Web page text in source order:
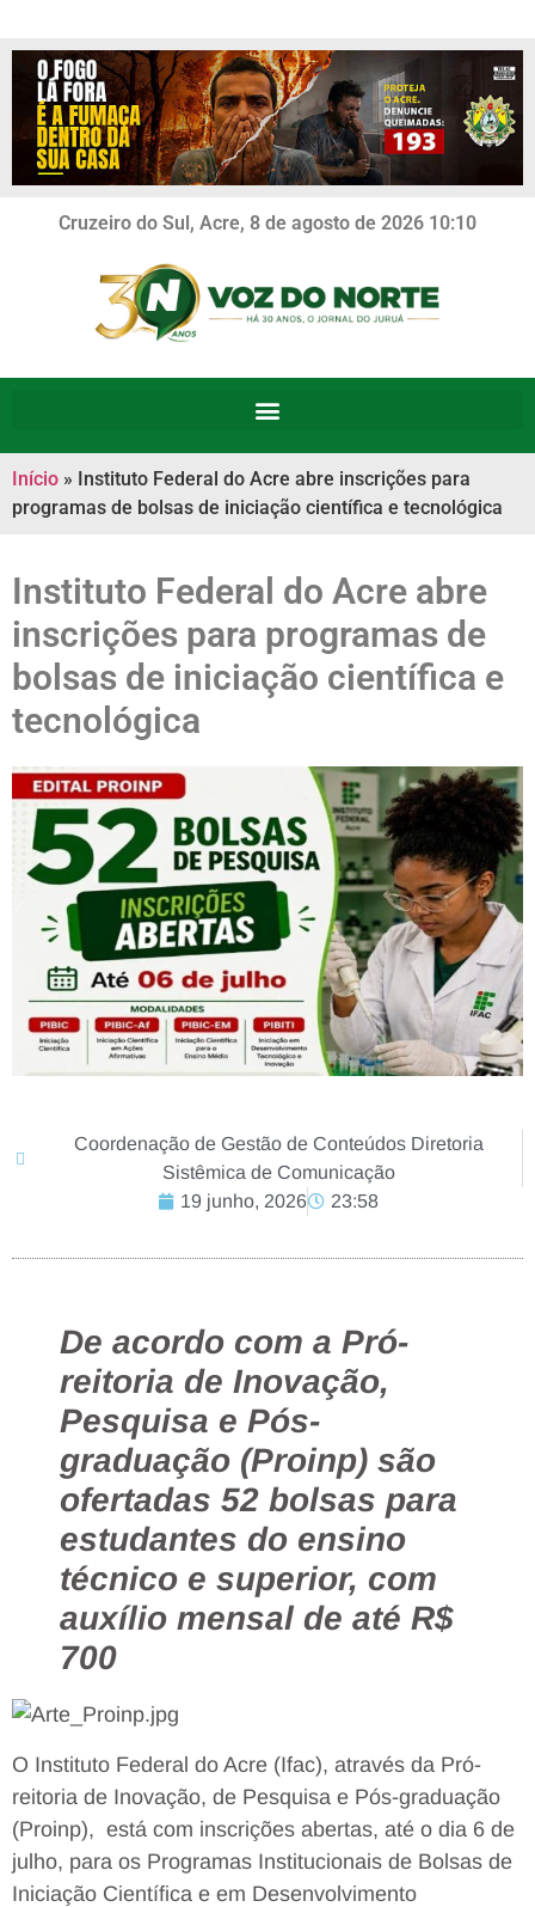
Cruzeiro do Sul, Acre, 8 de agosto de 2026 10:10
Início » Instituto Federal do Acre abre inscrições para
programas de bolsas de iniciação científica e tecnológica
Instituto Federal do Acre abre
inscrições para programas de
bolsas de iniciação científica e
tecnológica
Coordenação de Gestão de Conteúdos Diretoria
Sistêmica de Comunicação
19 junho, 2026
23:58
De acordo com a Pró-
reitoria de Inovação,
Pesquisa e Pós-
graduação (Proinp) são
ofertadas 52 bolsas para
estudantes do ensino
técnico e superior, com
auxílio mensal de até R$
700
O Instituto Federal do Acre (Ifac), através da Pró-
reitoria de Inovação, de Pesquisa e Pós-graduação
(Proinp), está com inscrições abertas, até o dia 6 de
julho, para os Programas Institucionais de Bolsas de
Iniciação Científica e em Desenvolvimento